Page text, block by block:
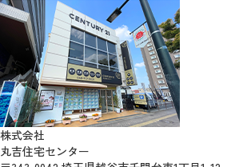
株式会社
丸吉住宅センター